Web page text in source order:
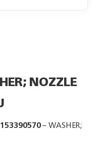
NOZZLE
– WASHER;